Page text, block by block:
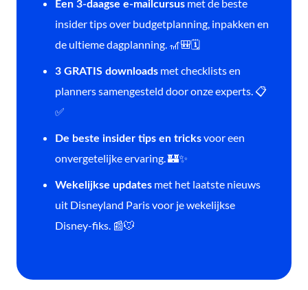
Een 3-daagse e-mailcursus met de beste
insider tips over budgetplanning, inpakken en
de ultieme dagplanning. 🎢🎒🗓️
3 GRATIS downloads met checklists en
planners samengesteld door onze experts. 📋
✅
De beste insider tips en tricksvoor een
onvergetelijke ervaring. 🏰✨
Wekelijkse updates met het laatste nieuws
uit Disneyland Paris voor je wekelijkse
Disney-fiks. 📰🐭